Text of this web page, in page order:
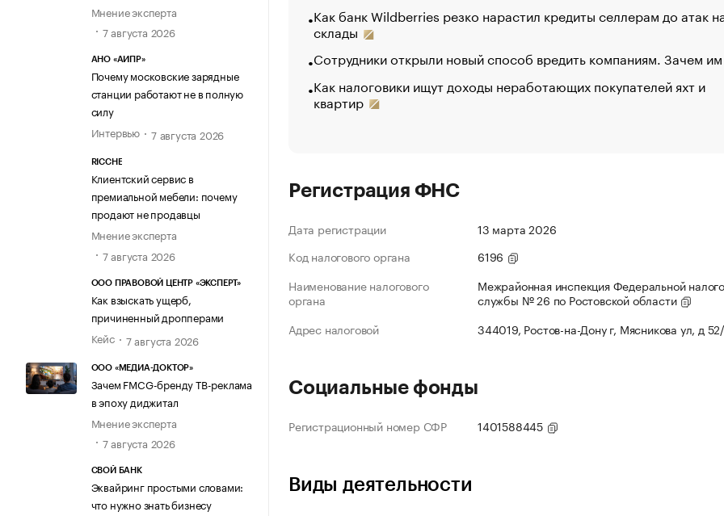
Мнение эксперта
7 августа 2026
АНО «АИПР»
Почему московские зарядные
станции работают не в полную
силу
Интервью
7 августа 2026
RICCHE
Клиентский сервис в
премиальной мебели: почему
продают не продавцы
Мнение эксперта
7 августа 2026
ООО ПРАВОВОЙ ЦЕНТР «ЭКСПЕРТ»
Как взыскать ущерб,
причиненный дропперами
Кейс
7 августа 2026
ООО «МЕДИА-ДОКТОР»
Зачем FMCG-бренду ТВ-реклама
в эпоху диджитал
Мнение эксперта
7 августа 2026
СВОЙ БАНК
Эквайринг простыми словами:
что нужно знать бизнесу
Как банк Wildberries резко нарастил кредиты селлерам до атак
склады
Сотрудники открыли новый способ вредить компаниям. Зачем
Как налоговики ищут доходы неработающих покупателей яхт и
квартир
Регистрация ФНС
Дата регистрации
13 марта 2026
Код налогового органа
6196
Наименование налогового
органа
Межрайонная инспекция Федеральной
службы № 26 по Ростовской области
Адрес налоговой
344019, Ростов-на-Дону г, Мясникова ул, д
Социальные фонды
Регистрационный номер СФР 1401588445
Виды деятельности